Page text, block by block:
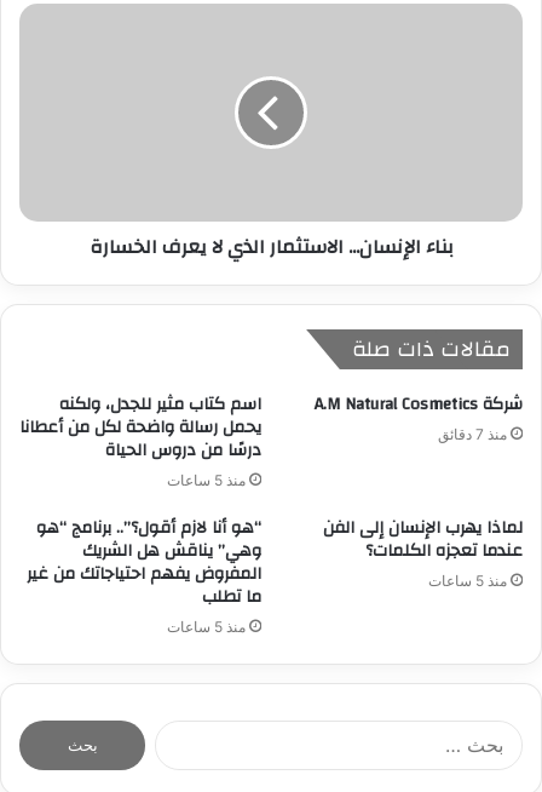
ي
بناء الإنسان... الاستثمار الذي لا يعرف الخسارة
مقالات ذات صلة
شركة A.M Natural Cosmetics
منذ 7 دقائق
​اسم كتاب مثير للجدل، ولكنه
يحمل رسالة واضحة لكل من أعطانا
درسًا من دروس الحياة
منذ 5 ساعات
لماذا يهرب الإنسان إلى الفن
عندما تعجزه الكلمات؟
منذ 5 ساعات
“هو أنا لازم أقول؟”.. برنامج “هو
وهي” يناقش هل الشريك
المفروض يفهم احتياجاتك من غير
ما تطلب
منذ 5 ساعات